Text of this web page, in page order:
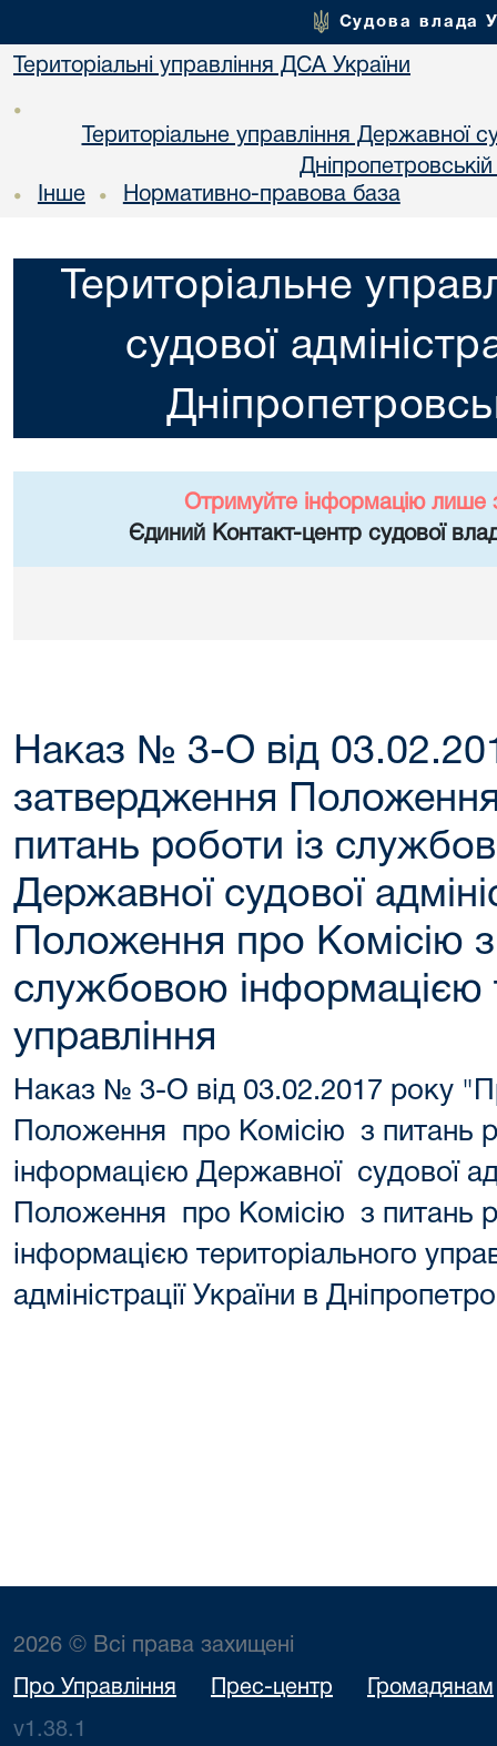
Судова влада
Територіальні управління ДСА України
•
Територіальне управління Державної
• Інше • Нормативно-правова база
Територіальне
судової
Отримуйте інформацію лише
Єдиний Контакт-центр судової
Наказ № 3-О від
затвердження
питань роботи із
Державної судової
Положення про Комісію
службовою інформацією
управління
Наказ № 3-О від 03.02.2017 року
Положення про Комісію з питань
інформацією Державної судової
Положення про Комісію з питань
інформацією територіального
адміністрації України в
2026 © Всі права захищені
Про Управління Прес-центр Громадянам
v1.38.1